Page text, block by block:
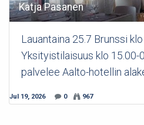
Katja Pasanen
Lauantaina 25.7 Brunssi
Yksityistilaisuus klo 15.00-
palvelee Aalto-hotellin
Jul 19, 2026 0 967